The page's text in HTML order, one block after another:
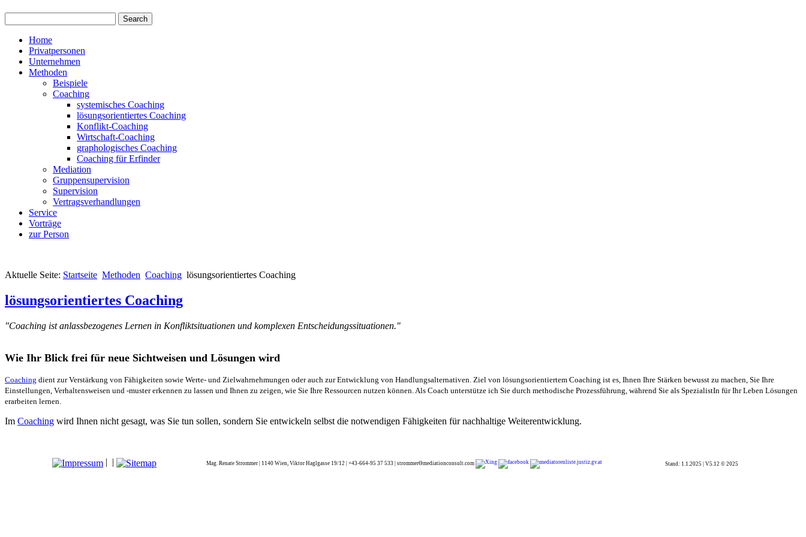
Home
Privatpersonen
Unternehmen
Methoden
Beispiele
Coaching
systemisches Coaching
lösungsorientiertes Coaching
Konflikt-Coaching
Wirtschaft-Coaching
graphologisches Coaching
Coaching für Erfinder
Mediation
Gruppensupervision
Supervision
Vertragsverhandlungen
Service
Vorträge
zur Person
Aktuelle Seite: Startseite Methoden Coaching lösungsorientiertes Coaching
lösungsorientiertes Coaching
"Coaching ist anlassbezogenes Lernen in Konfliktsituationen und komplexen Entscheidungssituationen."
Wie Ihr Blick frei für neue Sichtweisen und Lösungen wird
Coaching dient zur Verstärkung von Fähigkeiten sowie Werte- und Zielwahrnehmungen oder auch zur Entwicklung von Handlungsalternativen. Ziel von lösungsorientiertem Coaching ist es, Ihnen Ihre Stärken bewusst zu machen, Sie Ihre
Einstellungen, Verhaltensweisen und -muster erkennen zu lassen und Ihnen zu zeigen, wie Sie Ihre Ressourcen nutzen können. Als Coach unterstütze ich Sie durch methodische Prozessführung, während Sie als SpezialistIn für Ihr Leben Lösungen
erarbeiten lernen.
Im Coaching wird Ihnen nicht gesagt, was Sie tun sollen, sondern Sie entwickeln selbst die notwendigen Fähigkeiten für nachhaltige Weiterentwicklung.
| | Mag. Renate Strommer | 1140 Wien, Viktor Haglgasse 19/12 | +43-664-95 37 533 | strommerΘmediationconsult.com Stand: 1.1.2025 | V5.12 © 2025